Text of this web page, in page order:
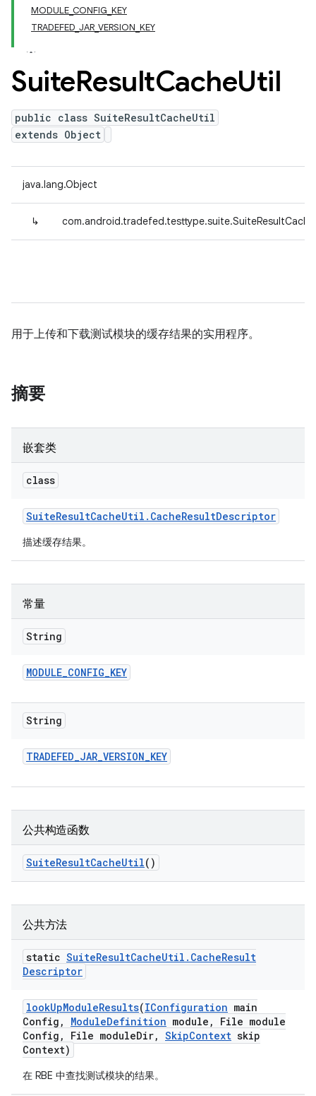
MODULE_CONFIG_KEY
TRADEFED_JAR_VERSION_KEY
SuiteResultCacheUtil
public class SuiteResultCacheUtil
extends Object
java.lang.Object
↳
用于上传和下载测试模块的缓存结果的实用程序。
摘要
嵌套类
class
SuiteResultCacheUtil . CacheResultDescriptor
描述缓存结果。
常量
String
MODULE_CONFIG_KEY
String
TRADEFED_JAR_VERSION_KEY
公共构造函数
SuiteResultCacheUtil()
公共方法
static SuiteResultCacheUtil . CacheResult
Descriptor
lookUpModuleResults(IConfiguration main
Config , ModuleDefinition module ,
File module
Config , File moduleDir, SkipContext skip
Context)
在 RBE 中查找测试模块的结果。